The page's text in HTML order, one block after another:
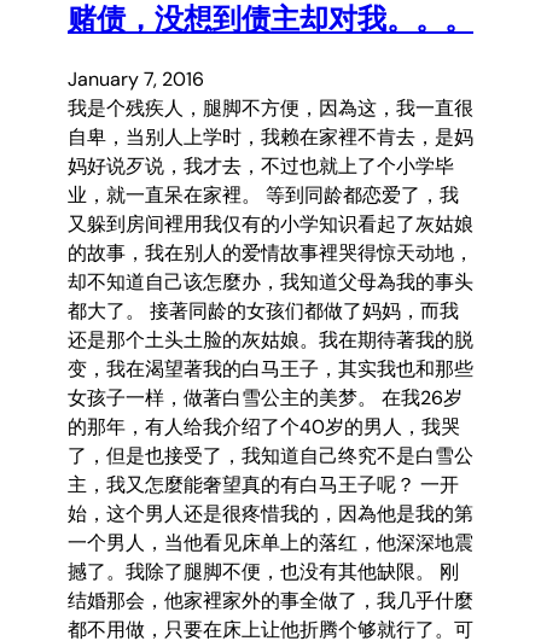
赌债，没想到债主却对我。。。
January 7, 2016
我是个残疾人，腿脚不方便，因為这，我一直很
自卑，当别人上学时，我赖在家裡不肯去，是妈
妈好说歹说，我才去，不过也就上了个小学毕
业，就一直呆在家裡。 等到同龄都恋爱了，我
又躲到房间裡用我仅有的小学知识看起了灰姑娘
的故事，我在别人的爱情故事裡哭得惊天动地，
却不知道自己该怎麼办，我知道父母為我的事头
都大了。 接著同龄的女孩们都做了妈妈，而我
还是那个土头土脸的灰姑娘。我在期待著我的脱
变，我在渴望著我的白马王子，其实我也和那些
女孩子一样，做著白雪公主的美梦。 在我26岁
的那年，有人给我介绍了个40岁的男人，我哭
了，但是也接受了，我知道自己终究不是白雪公
主，我又怎麼能奢望真的有白马王子呢？ 一开
始，这个男人还是很疼惜我的，因為他是我的第
一个男人，当他看见床单上的落红，他深深地震
撼了。我除了腿脚不便，也没有其他缺限。 刚
结婚那会，他家裡家外的事全做了，我几乎什麼
都不用做，只要在床上让他折腾个够就行了。可